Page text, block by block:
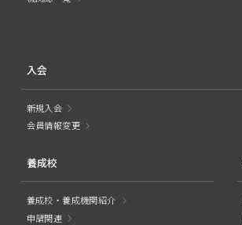
入会
新規入会
会員情報変更
養成校
養成校・養成機関紹介
申請関連